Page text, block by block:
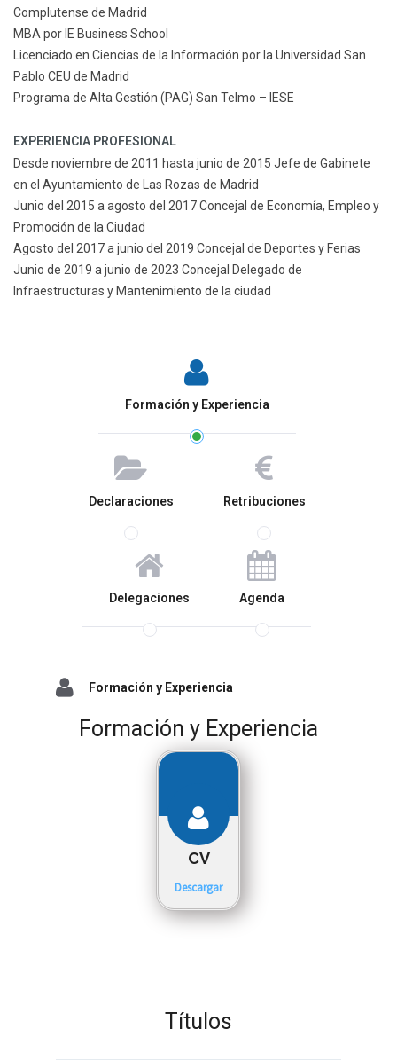
Complutense de Madrid
MBA por IE Business School
Licenciado en Ciencias de la Información por la Universidad San
Pablo CEU de Madrid
Programa de Alta Gestión (PAG) San Telmo – IESE
EXPERIENCIA PROFESIONAL
Desde noviembre de 2011 hasta junio de 2015 Jefe de Gabinete
en el Ayuntamiento de Las Rozas de Madrid
Junio del 2015 a agosto del 2017 Concejal de Economía, Empleo y
Promoción de la Ciudad
Agosto del 2017 a junio del 2019 Concejal de Deportes y Ferias
Junio de 2019 a junio de 2023 Concejal Delegado de
Infraestructuras y Mantenimiento de la ciudad
Formación y Experiencia
Declaraciones Retribuciones
Delegaciones Agenda
Formación y Experiencia
Formación y Experiencia
CV
Descargar
Títulos